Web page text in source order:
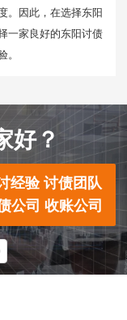
。因此，在选择东阳
一家良好的东阳讨债
。
好？
经验 讨债团队
公司 收账公司